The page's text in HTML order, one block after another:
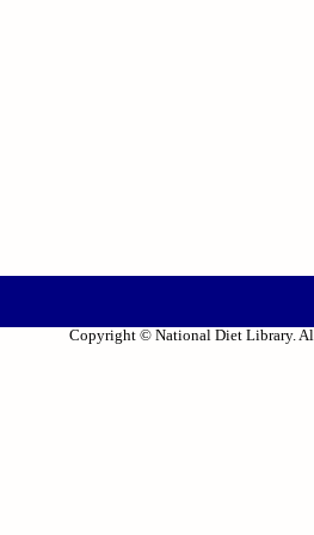
Copyright © National Diet Library.